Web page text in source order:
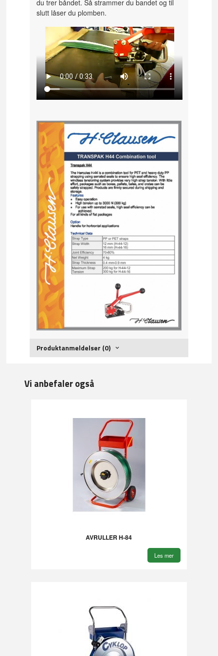
du trer båndet. Så strammer du bandet og til
slutt låser du plomben.
Produktanmeldelser (0)
Vi anbefaler også
AVRULLER H-84
Les mer